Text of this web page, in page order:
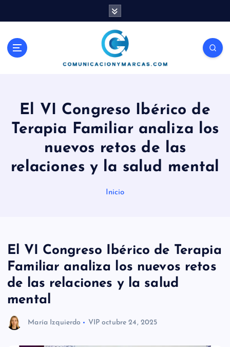
Comunicación, Marketing y Ventas
El VI Congreso Ibérico de
Terapia Familiar analiza los
nuevos retos de las
relaciones y la salud mental
Inicio
El VI Congreso Ibérico de Terapia
Familiar analiza los nuevos retos
de las relaciones y la salud
mental
María Izquierdo VIP octubre 24, 2025